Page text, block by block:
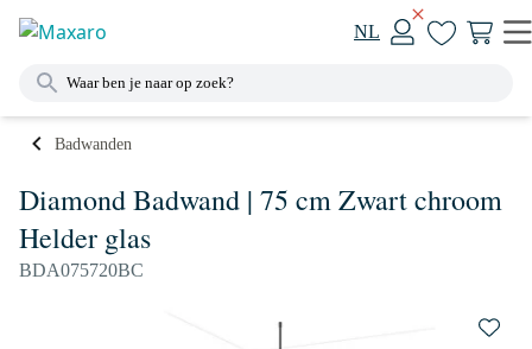
NL
Badwanden
Diamond Badwand | 75 cm Zwart chroom
Helder glas
BDA075720BC